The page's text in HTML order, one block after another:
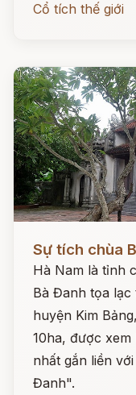
Cổ tích thế giới
Sự tích chùa
Hà Nam là tỉnh
Bà Đanh tọa
huyện Kim
10ha, được
nhất gắn liền
Đanh".